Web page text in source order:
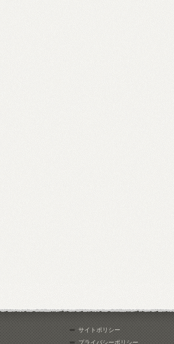
サイトポリシー
プライバシーポリシー